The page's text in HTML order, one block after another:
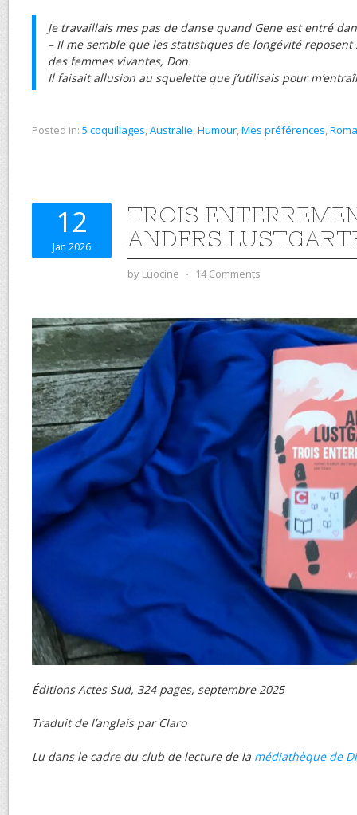
Je travaillais mes pas de danse quand Gene est entré
– Il me semble que les statistiques de longévité reposent
des femmes vivantes, Don.
Il faisait allusion au squelette que j’utilisais pour
Posted in: 5 coquillages,Australie,Humour,Mes préférences,
12
Jan 2026
TROIS
ANDERS
by Luocine ⋅ 14 Comments
Éditions Actes Sud, 324 pages, septembre 2025
Traduit de l’anglais par Claro
Lu dans le cadre du club de lecture de la médiathèque de